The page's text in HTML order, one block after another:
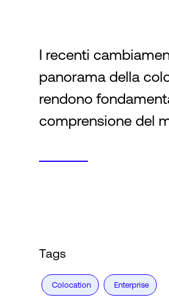
Language
Accesso
I recenti
panorama della
rendono
comprensione del
Tags
Colocation Enterprise